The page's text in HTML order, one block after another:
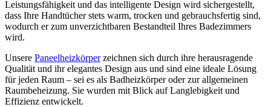
Leistungsfähigkeit und das intelligente Design wird sichergestellt,
dass Ihre Handtücher stets warm, trocken und gebrauchsfertig sind,
wodurch er zum unverzichtbaren Bestandteil Ihres Badezimmers
wird.
Unsere Paneelheizkörperzeichnen sich durch ihre herausragende
Qualität und ihr elegantes Design aus und sind eine ideale Lösung
für jeden Raum – sei es als Badheizkörper oder zur allgemeinen
Raumbeheizung. Sie wurden mit Blick auf Langlebigkeit und
Effizienz entwickelt.